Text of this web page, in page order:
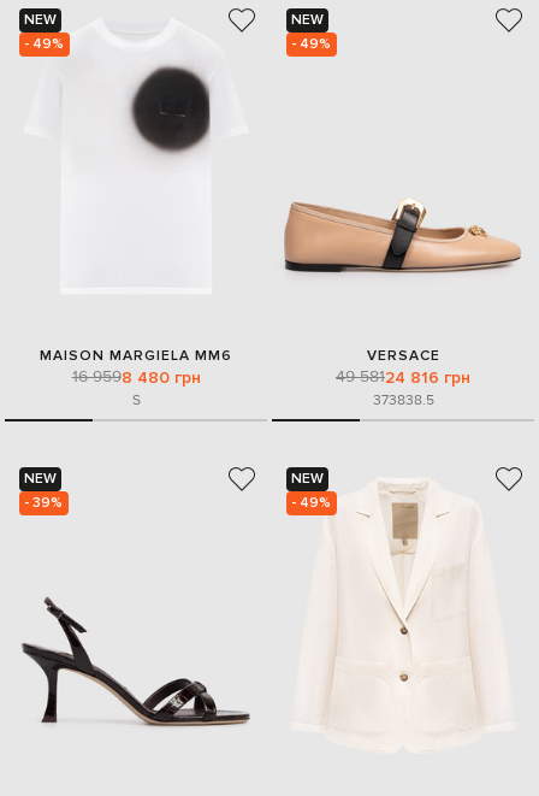
NEW
- 49%
MAISON MARGIELA MM6
16 9598 480 грн
S
NEW
- 49%
VERSACE
49 58124 816 грн
373838.5
NEW
- 39%
NEW
- 49%